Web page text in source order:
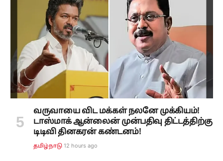
வருவாயை விட மக்கள் நலனே முக்கியம்!
டாஸ்மாக் ஆன்லைன் முன்பதிவு திட்டத்திற்கு
டிடிவி தினகரன் கண்டனம்!
தமிழ்நாடு 12 hours ago